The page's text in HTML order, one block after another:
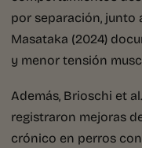
por separación, junto
Masataka (2024)
y menor tensión
Además, Brioschi et
registraron mejoras
crónico en perros